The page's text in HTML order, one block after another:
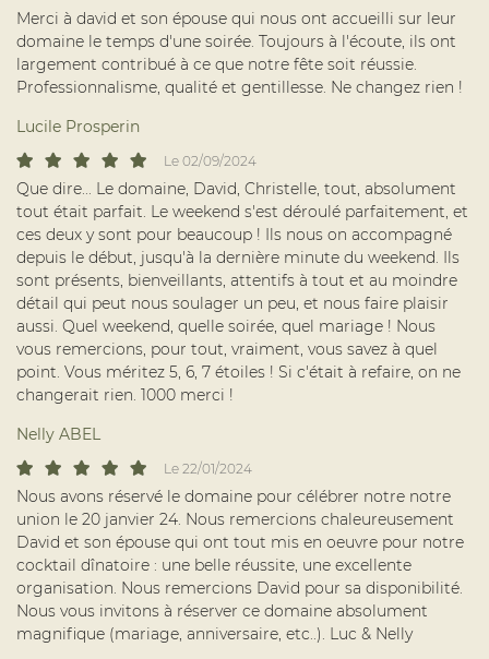
ACCUEIL
MARIAGE
PROFESSIONNELS
PRIVÉS
TRAITEUR
Une question ?
Rejoignez-
Merci à david et son épouse qui nous ont accueilli sur leur
domaine le temps d'une soirée. Toujours à l'écoute, ils ont
largement contribué à ce que notre fête soit réussie.
Professionnalisme, qualité et gentillesse. Ne changez rien !
Lucile Prosperin
Le 02/09/2024
Que dire... Le domaine, David, Christelle, tout, absolument
tout était parfait. Le weekend s'est déroulé parfaitement, et
ces deux y sont pour beaucoup ! Ils nous on accompagné
depuis le début, jusqu'à la dernière minute du weekend. Ils
sont présents, bienveillants, attentifs à tout et au moindre
détail qui peut nous soulager un peu, et nous faire plaisir
aussi. Quel weekend, quelle soirée, quel mariage ! Nous
vous remercions, pour tout, vraiment, vous savez à quel
point. Vous méritez 5, 6, 7 étoiles ! Si c'était à refaire, on ne
changerait rien. 1000 merci !
Nelly ABEL
Le 22/01/2024
Nous avons réservé le domaine pour célébrer notre notre
union le 20 janvier 24. Nous remercions chaleureusement
David et son épouse qui ont tout mis en oeuvre pour notre
cocktail dînatoire : une belle réussite, une excellente
organisation. Nous remercions David pour sa disponibilité.
Nous vous invitons à réserver ce domaine absolument
magnifique (mariage, anniversaire, etc..). Luc & Nelly